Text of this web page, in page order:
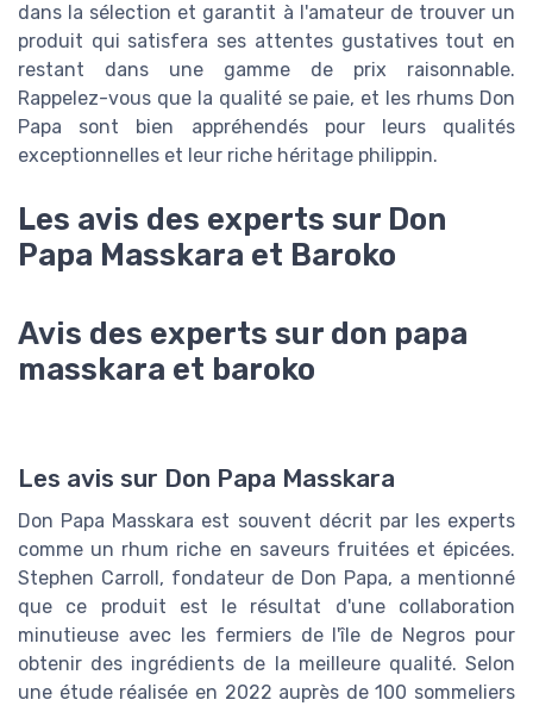
dans la sélection et garantit à l'amateur de trouver un
produit qui satisfera ses attentes gustatives tout en
restant dans une gamme de prix raisonnable.
Rappelez-vous que la qualité se paie, et les rhums Don
Papa sont bien appréhendés pour leurs qualités
exceptionnelles et leur riche héritage philippin.
Les avis des experts sur Don
Papa Masskara et Baroko
Avis des experts sur don papa
masskara et baroko
Les avis sur Don Papa Masskara
Don Papa Masskara est souvent décrit par les experts
comme un rhum riche en saveurs fruitées et épicées.
Stephen Carroll, fondateur de Don Papa, a mentionné
que ce produit est le résultat d'une collaboration
minutieuse avec les fermiers de l'île de Negros pour
obtenir des ingrédients de la meilleure qualité. Selon
une étude réalisée en 2022 auprès de 100 sommeliers